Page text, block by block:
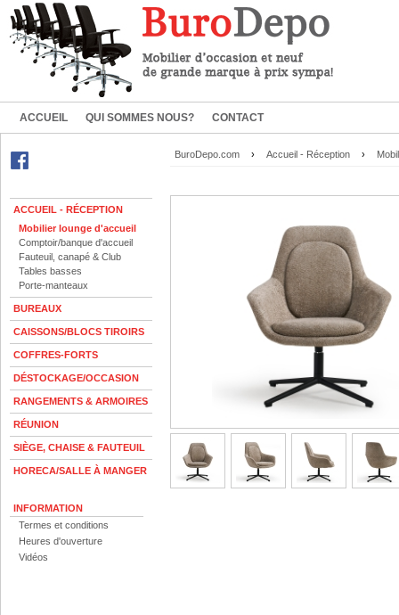
ACCUEIL QUI SOMMES NOUS? CONTACT
ACCUEIL - RÉCEPTION
Mobilier lounge d'accueil
Comptoir/banque d'accueil
Fauteuil, canapé & Club
Tables basses
Porte-manteaux
BUREAUX
CAISSONS/BLOCS TIROIRS
COFFRES-FORTS
DÉSTOCKAGE/OCCASION
RANGEMENTS & ARMOIRES
RÉUNION
SIÈGE, CHAISE & FAUTEUIL
HORECA/SALLE À MANGER
INFORMATION
Termes et conditions
Heures d'ouverture
Vidéos
BuroDepo.com › Accueil - Réception ›